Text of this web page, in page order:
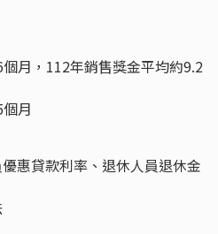
月，112年銷售獎金平均約9.2
月
惠貸款利率、退休人員退休金